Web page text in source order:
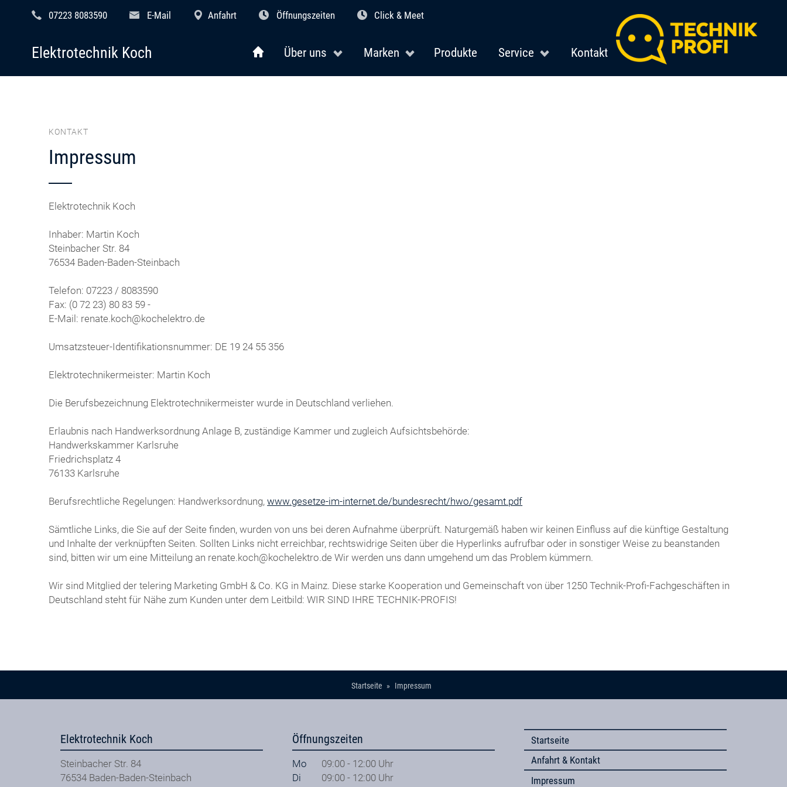
07223 8083590 E-Mail Anfahrt Öffnungszeiten Click & Meet
Über uns Marken Produkte Service Kontakt
Elektrotechnik Koch
KONTAKT
Impressum
Elektrotechnik Koch
Inhaber: Martin Koch
Steinbacher Str. 84
76534 Baden-Baden-Steinbach
Telefon: 07223 / 8083590
Fax: (0 72 23) 80 83 59 -
E-Mail: renate.koch@kochelektro.de
Umsatzsteuer-Identifikationsnummer: DE 19 24 55 356
Elektrotechnikermeister: Martin Koch
Die Berufsbezeichnung Elektrotechnikermeister wurde in Deutschland verliehen.
Erlaubnis nach Handwerksordnung Anlage B, zuständige Kammer und zugleich Aufsichtsbehörde:
Handwerkskammer Karlsruhe
Friedrichsplatz 4
76133 Karlsruhe
Berufsrechtliche Regelungen: Handwerksordnung,www.gesetze-im-internet.de/bundesrecht/hwo/gesamt.pdf
Sämtliche Links, die Sie auf der Seite finden, wurden von uns bei deren Aufnahme überprüft. Naturgemäß haben wir keinen Einfluss auf die künftige Gestaltung
und Inhalte der verknüpften Seiten. Sollten Links nicht erreichbar, rechtswidrige Seiten über die Hyperlinks aufrufbar oder in sonstiger Weise zu beanstanden
sind, bitten wir um eine Mitteilung an renate.koch@kochelektro.de Wir werden uns dann umgehend um das Problem kümmern.
Wir sind Mitglied der telering Marketing GmbH & Co. KG in Mainz. Diese starke Kooperation und Gemeinschaft von über 1250 Technik-Profi-Fachgeschäften in
Deutschland steht für Nähe zum Kunden unter dem Leitbild: WIR SIND IHRE TECHNIK-PROFIS!
Startseite Impressum
Elektrotechnik Koch
Steinbacher Str. 84
76534 Baden-Baden-Steinbach
Öffnungszeiten
Mo
09:00 - 12:00 Uhr
Di
09:00 - 12:00 Uhr
Startseite
Anfahrt & Kontakt
Impressum